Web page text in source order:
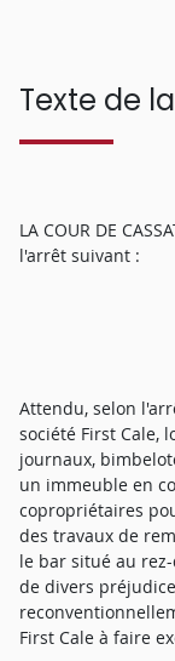
Texte de la
LA COUR DE
l'arrêt suivant :
Attendu, selon
société First Cale,
journaux,
un immeuble en
copropriétaires
des travaux de
le bar situé au
de divers
First Cale à faire